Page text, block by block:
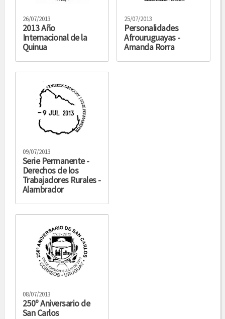
26/07/2013
2013 Año
Internacional de la
Quinua
25/07/2013
Personalidades
Afrouruguayas -
Amanda Rorra
09/07/2013
Serie Permanente -
Derechos de los
Trabajadores Rurales -
Alambrador
08/07/2013
250º Aniversario de
San Carlos